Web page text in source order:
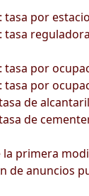
tasa por
tasa
tasa por
tasa por
de
de
primera
de anuncios